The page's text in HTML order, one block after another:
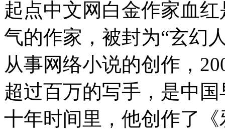
起点中文网白金作家血
气的作家，被封为“玄幻
从事网络小说的创作，
超过百万的写手，是中
十年时间里，他创作了